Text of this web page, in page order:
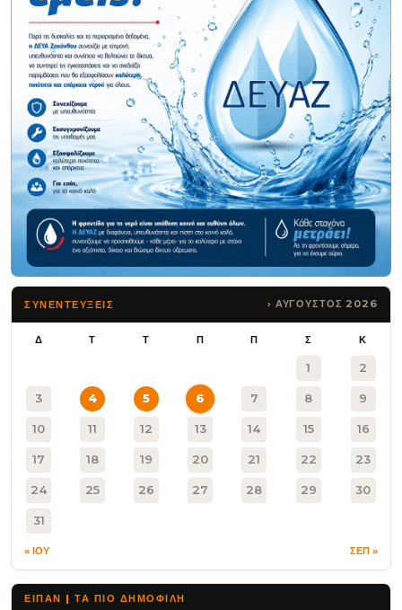
ΣΥΝΕΝΤΕΥΞΕΙΣ ΑΥΓΟΥΣΤΟΣ 2026
Δ Τ Τ Π Π Σ Κ
1 2
3 4 5 6 7 8 9
10 11 12 13 14 15 16
17 18 19 20 21 22 23
24 25 26 27 28 29 30
31
« ΙΟΥ ΣΕΠ »
ΕΙΠΑΝ | ΤΑ ΠΙΟ ΔΗΜΟΦΙΛΉ